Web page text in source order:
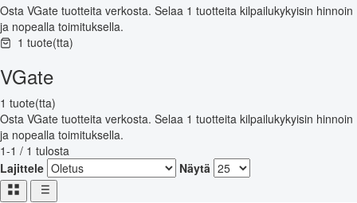
Osta VGate tuotteita verkosta. Selaa 1 tuotteita kilpailukykyisin hinnoin
ja nopealla toimituksella.
1 tuote(tta)
VGate
1 tuote(tta)
Osta VGate tuotteita verkosta. Selaa 1 tuotteita kilpailukykyisin hinnoin
ja nopealla toimituksella.
1-1 / 1 tulosta
Lajittele
Näytä